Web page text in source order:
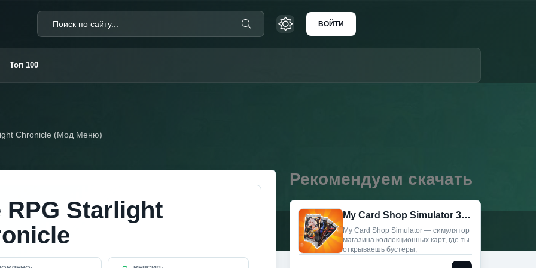
ВОЙТИ
Топ 100
Chronicle (Мод Меню)
RPG Starlight
Рекомендуем скачать
My Card Shop Simulator 3D (Мод меню)
My Card Shop Simulator — симулятор
магазина коллекционных карт, где ты
открываешь бустеры,